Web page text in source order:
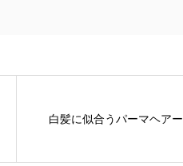
白髪に似合うパーマヘアー